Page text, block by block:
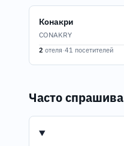
Конакри
CONAKRY
2 отеля·41 посетителей
Часто